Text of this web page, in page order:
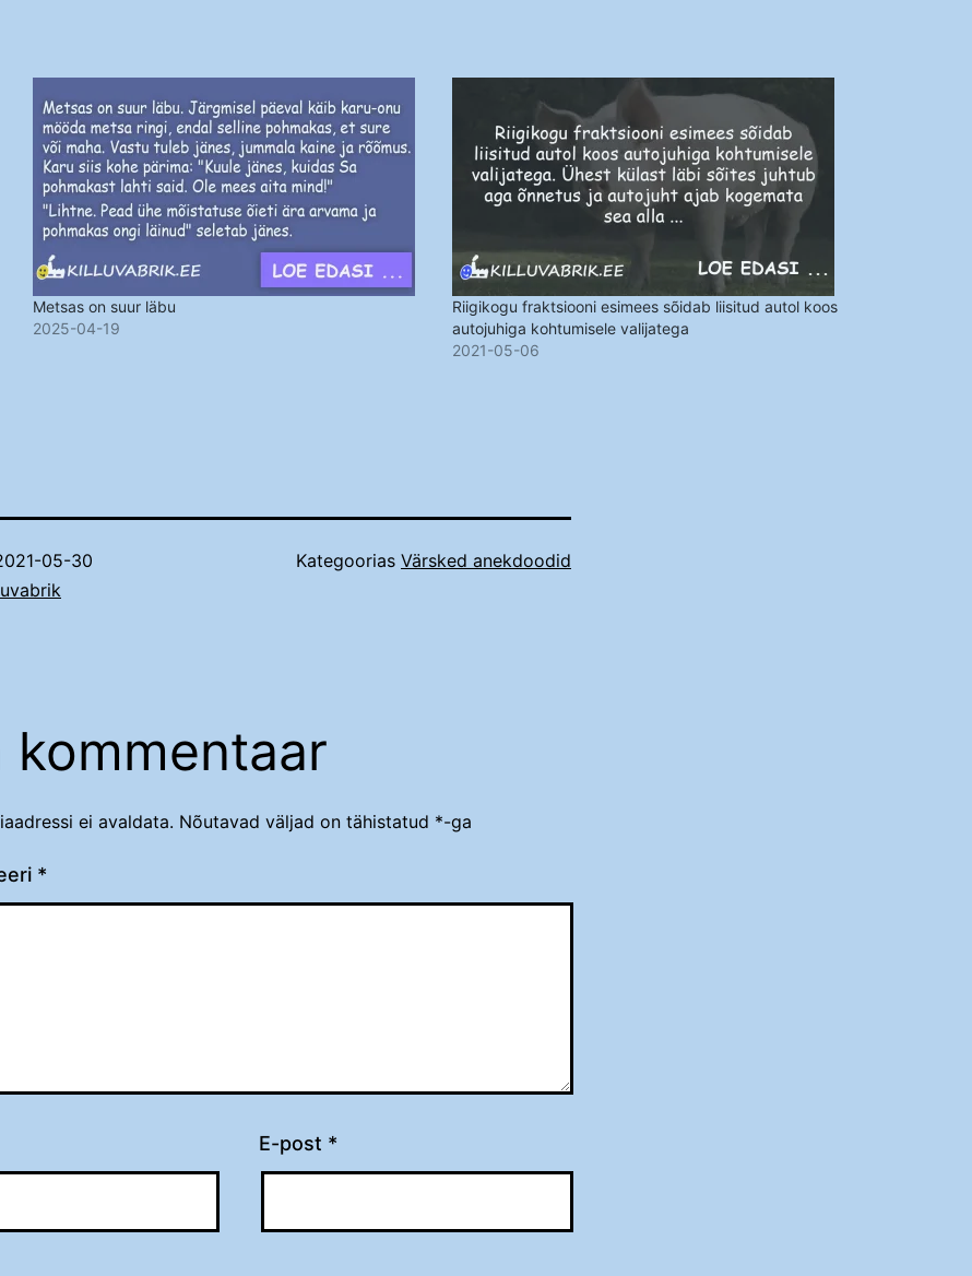
Metsas on suur läbu
2025-04-19
Riigikogu fraktsiooni esimees sõidab liisitud autol koos
autojuhiga kohtumisele valijatega
2021-05-06
05-30
Kategoorias Värsked anekdoodid
kommentaar
ei avaldata. Nõutavad väljad on tähistatud *-ga
*
E-post *